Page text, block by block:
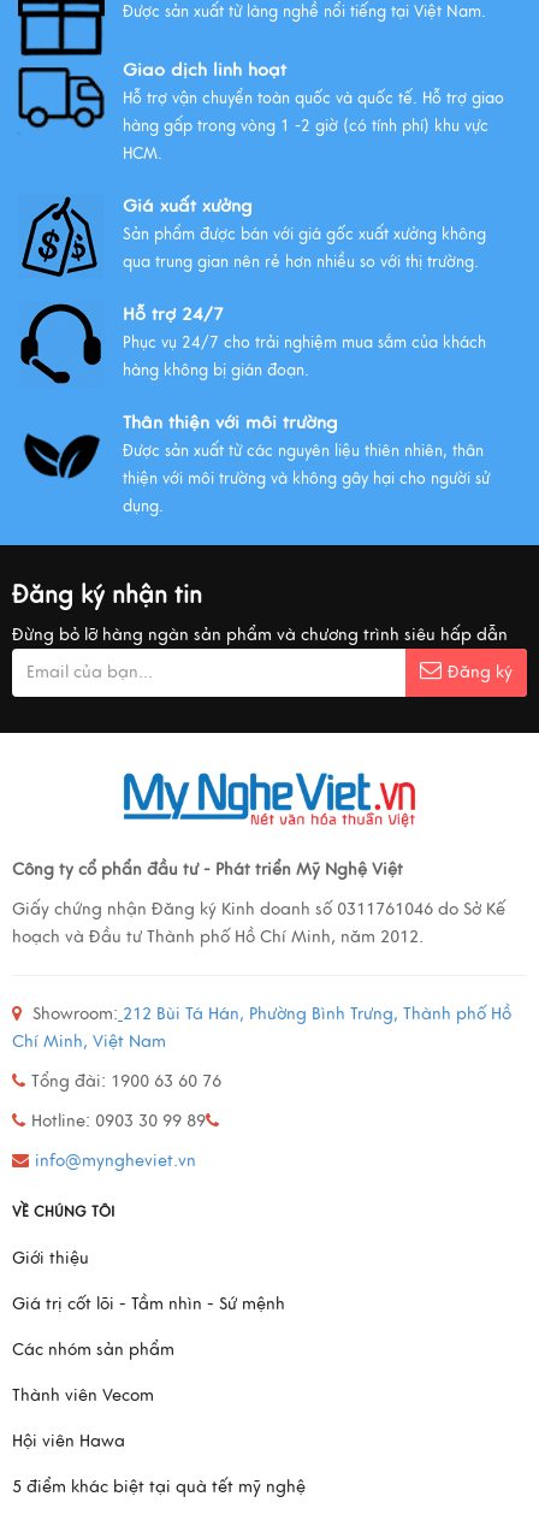
Được sản xuất từ làng nghề nổi tiếng tại Việt Nam.
Giao dịch linh hoạt
Hỗ trợ vận chuyển toàn quốc và quốc tế. Hỗ trợ giao
hàng gấp trong vòng 1 -2 giờ (có tính phí) khu vực
HCM.
Giá xuất xưởng
Sản phẩm được bán với giá gốc xuất xưởng không
qua trung gian nên rẻ hơn nhiều so với thị trường.
Hỗ trợ 24/7
Phục vụ 24/7 cho trải nghiệm mua sắm của khách
hàng không bị gián đoạn.
Thân thiện với môi trường
Được sản xuất từ các nguyên liệu thiên nhiên, thân
thiện với môi trường và không gây hại cho người sử
dụng.
Đăng ký nhận tin
Đừng bỏ lỡ hàng ngàn sản phẩm và chương trình siêu hấp dẫn
Đăng ký
Công ty cổ phẩn đầu tư - Phát triển Mỹ Nghệ Việt
Giấy chứng nhận Đăng ký Kinh doanh số 0311761046 do Sở Kế
hoạch và Đầu tư Thành phố Hồ Chí Minh, năm 2012.
Showroom: 212 Bùi Tá Hán, Phường Bình Trưng, Thành phố Hồ
Chí Minh, Việt Nam
Tổng đài: 1900 63 60 76
Hotline: 0903 30 99 89
info@myngheviet.vn
VỀ CHÚNG TÔI
Giới thiệu
Giá trị cốt lõi - Tầm nhìn - Sứ mệnh
Các nhóm sản phẩm
Thành viên Vecom
Hội viên Hawa
5 điểm khác biệt tại quà tết mỹ nghệ